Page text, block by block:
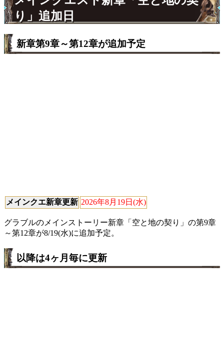
り」追加日
新章第9章～第12章が追加予定
メインクエ新章更新 2026年8月19日(水)
グラブルのメインストーリー新章「空と地の契り」の第9章
～第12章が8/19(水)に追加予定。
以降は4ヶ月毎に更新